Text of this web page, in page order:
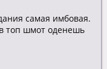
самая имбовая.
топ шмот оденешь